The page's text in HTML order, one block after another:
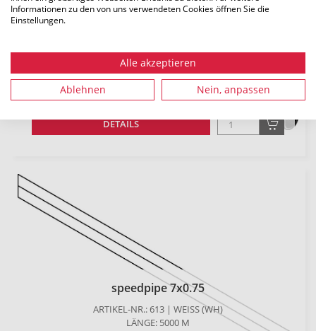
Informationen zu den von uns verwendeten Cookies öffnen Sie die
Einstellungen.
Alle akzeptieren
Ablehnen Nein, anpassen
speedpipe 7x0.75
ARTIKEL-NR.: 610 | GELB (YE)
LÄNGE: 5000 M
DETAILS
speedpipe 7x0.75
ARTIKEL-NR.: 613 | WEISS (WH)
LÄNGE: 5000 M